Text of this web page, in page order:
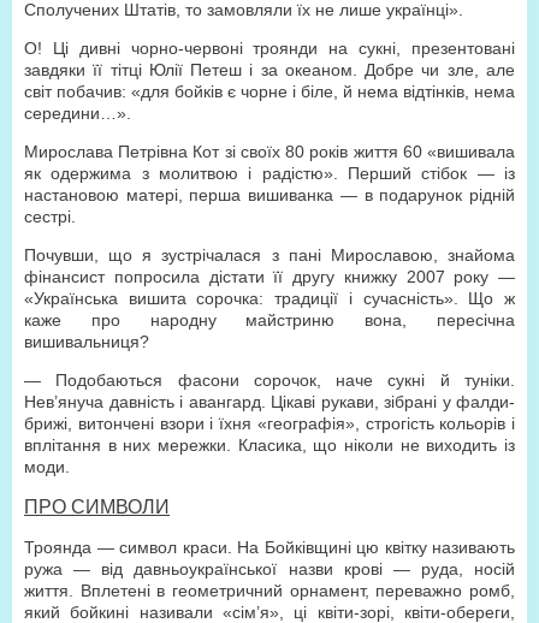
Сполучених Штатів, то замовляли їх не лише українці».
О! Ці дивні чорно-червоні троянди на сукні, презентовані
завдяки її тітці Юлії Петеш і за океаном. Добре чи зле, але
світ побачив: «для бойків є чорне і біле, й нема відтінків, нема
середини…».
Мирослава Петрівна Кот зі своїх 80 років життя 60 «вишивала
як одержима з молитвою і радістю». Перший стібок — із
настановою матері, перша вишиванка — в подарунок рідній
сестрі.
Почувши, що я зустрічалася з пані Мирославою, знайома
фінансист попросила дістати її другу книжку 2007 року —
«Українська вишита сорочка: традиції і сучасність». Що ж
каже про народну майстриню вона, пересічна
вишивальниця?
— Подобаються фасони сорочок, наче сукні й туніки.
Нев’януча давність і авангард. Цікаві рукави, зібрані у фалди-
брижі, витончені взори і їхня «географія», строгість кольорів і
вплітання в них мережки. Класика, що ніколи не виходить із
моди.
ПРО СИМВОЛИ
Троянда — символ краси. На Бойківщині цю квітку називають
ружа — від давньоукраїнської назви крові — руда, носій
життя. Вплетені в геометричний орнамент, переважно ромб,
який бойкині називали «сім’я», ці квіти-зорі, квіти-обереги,